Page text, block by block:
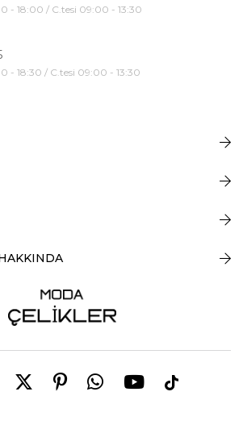
- 18:00 / C.tesi 09:00 - 13:30
- 18:30 / C.tesi 09:00 - 13:30